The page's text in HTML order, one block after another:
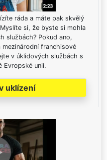
ráda a máte pak skvělý
si, že byste si mohla
službách? Pokud ano,
franchisové
v úklidových službách s
Evropské unii.
uklízení